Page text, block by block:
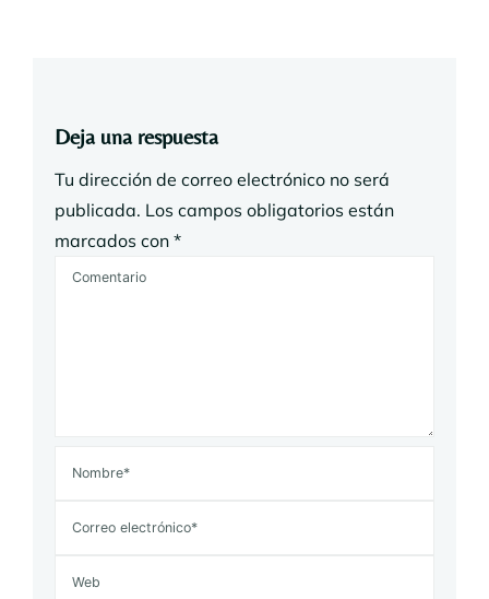
Deja una respuesta
Tu dirección de correo electrónico no será
publicada. Los campos obligatorios están
marcados con *